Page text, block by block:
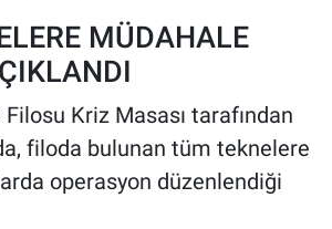
MÜDAHALE
Kriz Masası tarafından
filoda bulunan tüm teknelere
operasyon düzenlendiği